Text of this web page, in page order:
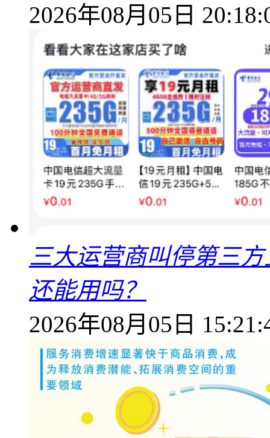
2026年08月05日
三大运营商叫停第三
还能用吗？
2026年08月05日